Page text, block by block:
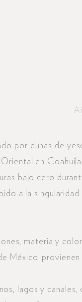
por dunas de
en
bajo cero
a la singularidad
materia y color
México, provienen
lagos y canales,